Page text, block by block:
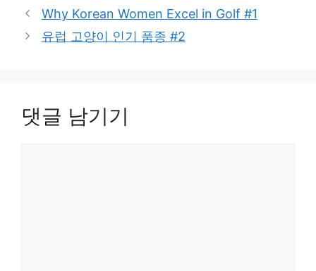
리
그
Why Korean Women Excel in Golf #1
유럽 고양이 인기 품종 #2
댓글 남기기